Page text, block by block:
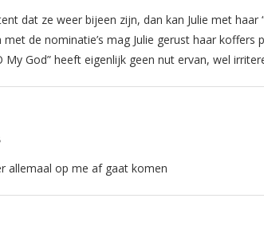
dat ze weer bijeen zijn, dan kan Julie met haar
met de nominatie’s mag Julie gerust haar koffers
My God” heeft eigenlijk geen nut ervan, wel
allemaal op me af gaat komen